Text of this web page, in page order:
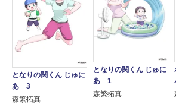
となりの関くん じゅに
あ 3
森繁拓真
となりの関くん じゅに
あ 1
森繁拓真